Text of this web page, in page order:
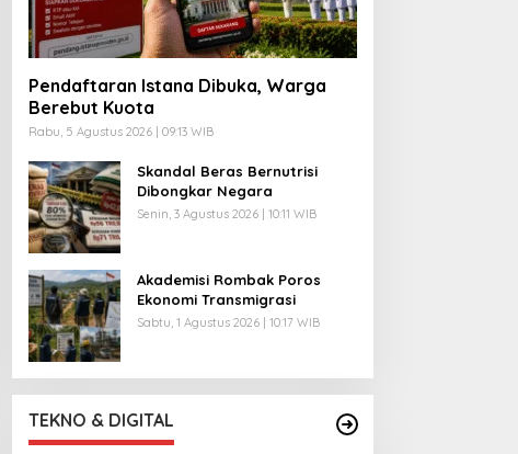
Pendaftaran Istana Dibuka, Warga
Berebut Kuota
Rabu, 5 Agustus 2026 | 09:13 WIB
Skandal Beras Bernutrisi
Dibongkar Negara
Senin, 3 Agustus 2026 | 10:11 WIB
Akademisi Rombak Poros
Ekonomi Transmigrasi
Sabtu, 1 Agustus 2026 | 10:17 WIB
TEKNO & DIGITAL